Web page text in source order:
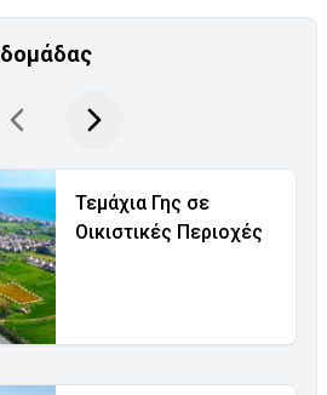
Τεμάχια Γης σε
Οικιστικές Περιοχές